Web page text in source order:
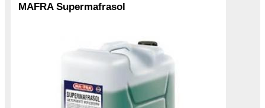
MAFRA Supermafrasol